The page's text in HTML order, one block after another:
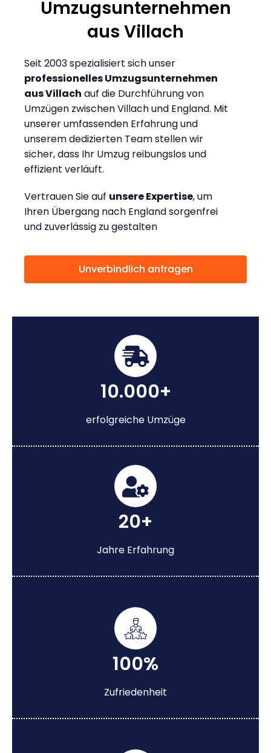
Umzugsunternehmen
aus Villach
Seit 2003 spezialisiert sich unser
professionelles Umzugsunternehmen
aus Villach auf die Durchführung von
Umzügen zwischen Villach und England. Mit
unserer umfassenden Erfahrung und
unserem dedizierten Team stellen wir
sicher, dass Ihr Umzug reibungslos und
effizient verläuft.
Vertrauen Sie auf unsere Expertise, um
Ihren Übergang nach England sorgenfrei
und zuverlässig zu gestalten
Unverbindlich anfragen
10.000+
erfolgreiche Umzüge
20+
Jahre Erfahrung
100%
Zufriedenheit